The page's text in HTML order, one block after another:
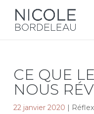
CE QUE
NOUS
22 janvier 2020 |